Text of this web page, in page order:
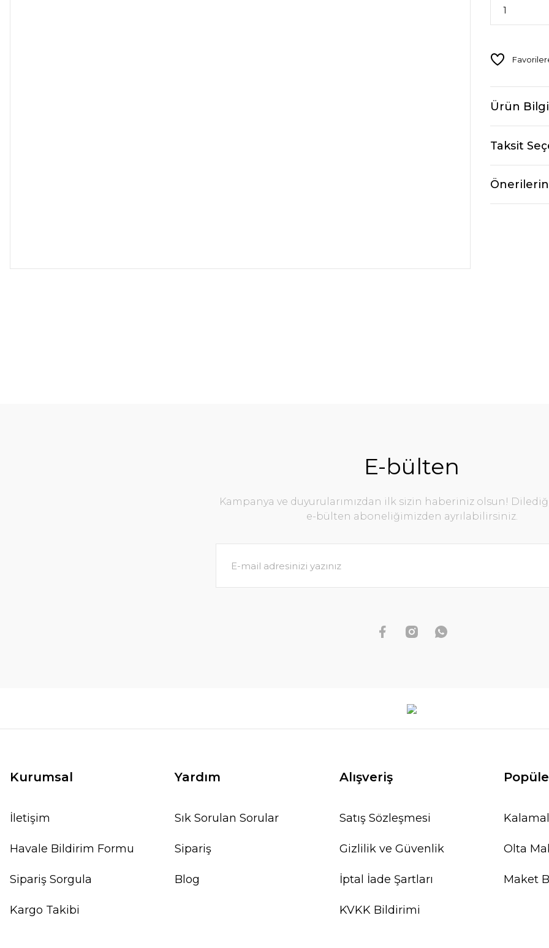
Ürün
Taksit
E-bülten
Kampanya ve duyurularımızdan ilk sizin haberiniz olsun!
e-bülten aboneliğimizden ayrılabilirsiniz.
Kurumsal
İletişim
Havale Bildirim Formu
Sipariş Sorgula
Kargo Takibi
Yardım
Sık Sorulan Sorular
Sipariş
Blog
Alışveriş
Satış Sözleşmesi
Gizlilik ve Güvenlik
İptal İade Şartları
KVKK Bildirimi
Olta
Maket